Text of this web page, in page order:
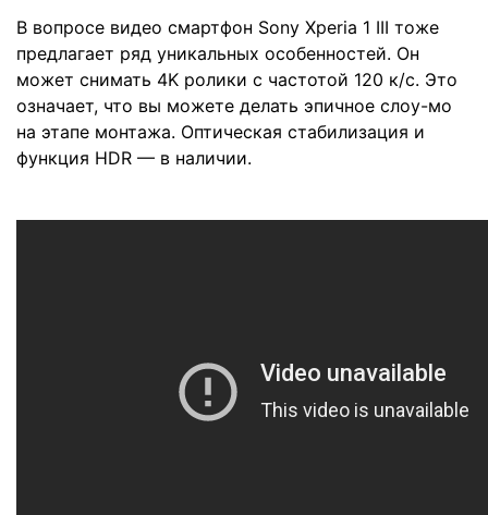
В вопросе видео смартфон Sony Xperia 1 III тоже
предлагает ряд уникальных особенностей. Он
может снимать 4K ролики с частотой 120 к/с. Это
означает, что вы можете делать эпичное слоу-мо
на этапе монтажа. Оптическая стабилизация и
функция HDR — в наличии.